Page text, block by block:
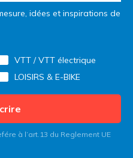
idées et inspirations de
VTT / VTT électrique
LOISIRS & E-BIKE
à l’art.13 du Reglement UE